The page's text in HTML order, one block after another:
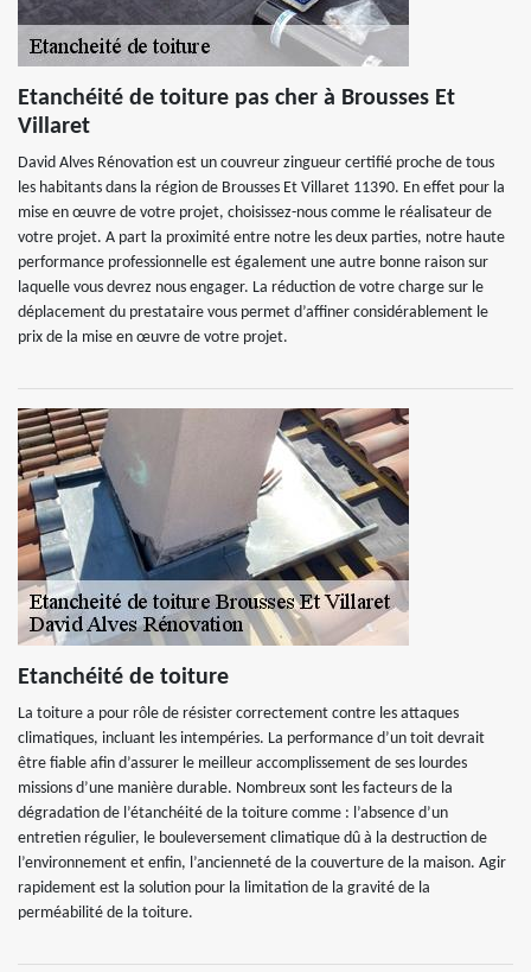
Etanchéité de toiture pas cher à Brousses Et
Villaret
David Alves Rénovation est un couvreur zingueur certifié proche de tous
les habitants dans la région de Brousses Et Villaret 11390. En effet pour la
mise en œuvre de votre projet, choisissez-nous comme le réalisateur de
votre projet. A part la proximité entre notre les deux parties, notre haute
performance professionnelle est également une autre bonne raison sur
laquelle vous devrez nous engager. La réduction de votre charge sur le
déplacement du prestataire vous permet d’affiner considérablement le
prix de la mise en œuvre de votre projet.
Etanchéité de toiture
La toiture a pour rôle de résister correctement contre les attaques
climatiques, incluant les intempéries. La performance d’un toit devrait
être fiable afin d’assurer le meilleur accomplissement de ses lourdes
missions d’une manière durable. Nombreux sont les facteurs de la
dégradation de l’étanchéité de la toiture comme : l’absence d’un
entretien régulier, le bouleversement climatique dû à la destruction de
l’environnement et enfin, l’ancienneté de la couverture de la maison. Agir
rapidement est la solution pour la limitation de la gravité de la
perméabilité de la toiture.